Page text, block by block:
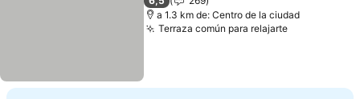
a 1.3 km de: Centro de la ciudad
Terraza común para relajarteVer precios